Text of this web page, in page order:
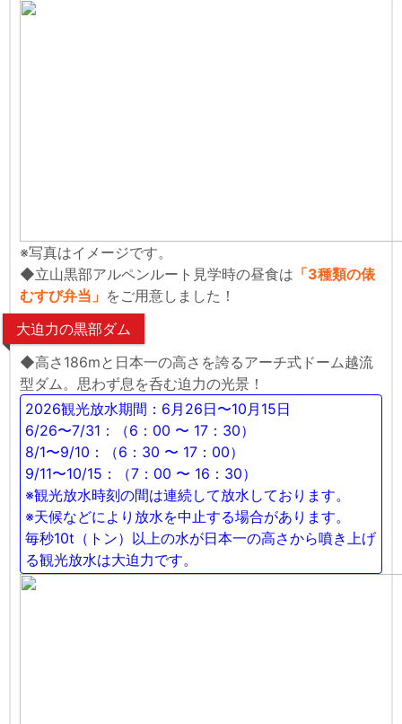
※写真はイメージです。
◆立山黒部アルペンルート見学時の昼食は 「3種類の俵
むすび弁当」 をご用意しました！
大迫力の黒部ダム
◆高さ186mと日本一の高さを誇るアーチ式ドーム越流
型ダム。思わず息を呑む迫力の光景！
2026観光放水期間：6月26日〜10月15日
6/26〜7/31：（6：00 〜 17：30）
8/1〜9/10：（6：30 〜 17：00）
9/11〜10/15：（7：00 〜 16：30）
※観光放水時刻の間は連続して放水しております。
※天候などにより放水を中止する場合があります。
毎秒10t（トン）以上の水が日本一の高さから噴き上げ
る観光放水は大迫力です。